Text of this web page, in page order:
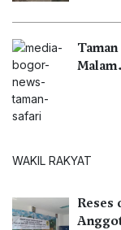
WAKIL RAKYAT
Reses